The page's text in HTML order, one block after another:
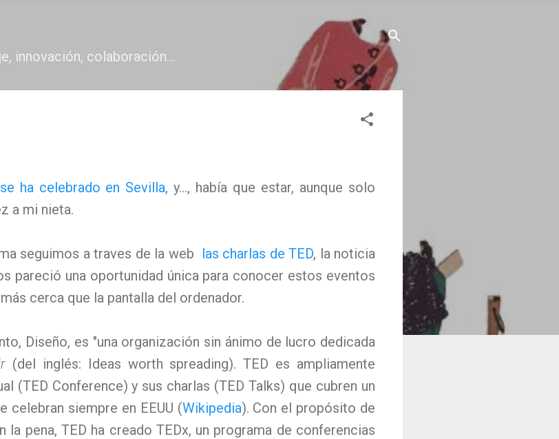
innovación, colaboración...
ha celebrado en Sevilla, y..., había que estar, aunque solo
a mi nieta.
seguimos a traves de la web las charlas de TED, la noticia
pareció una oportunidad única para conocer estos eventos
cerca que la pantalla del ordenador.
Diseño, es "una organización sin ánimo de lucro dedicada
(del inglés: Ideas worth spreading). TED es ampliamente
(TED Conference) y sus charlas (TED Talks) que cubren un
celebran siempre en EEUU (Wikipedia). Con el propósito de
la pena, TED ha creado TEDx, un programa de conferencias